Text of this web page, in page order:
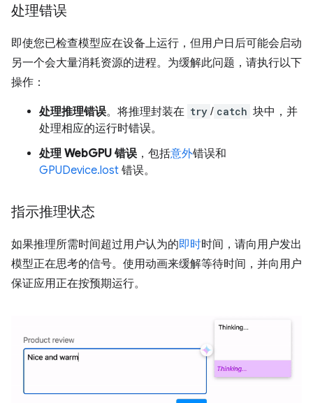
处理错误
即使您已检查模型应在设备上运行，但用户日后可能会启动
另一个会大量消耗资源的进程。为缓解此问题，请执行以下
操作：
处理推理错误。将推理封装在 try / catch 块中，并
处理相应的运行时错误。
处理 WebGPU 错误 ，包括意外错误和
GPUDevice.lost 错误。
指示推理状态
如果推理所需时间超过用户认为的即时时间，请向用户发出
模型正在思考的信号。使用动画来缓解等待时间，并向用户
保证应用正在按预期运行。